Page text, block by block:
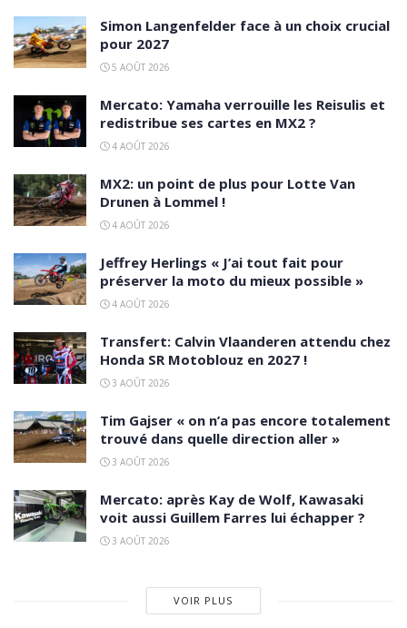
Simon Langenfelder face à un choix crucial
pour 2027
5 AOÛT 2026
Mercato: Yamaha verrouille les Reisulis et
redistribue ses cartes en MX2 ?
4 AOÛT 2026
MX2: un point de plus pour Lotte Van
Drunen à Lommel !
4 AOÛT 2026
Jeffrey Herlings « J’ai tout fait pour
préserver la moto du mieux possible »
4 AOÛT 2026
Transfert: Calvin Vlaanderen attendu chez
Honda SR Motoblouz en 2027 !
3 AOÛT 2026
Tim Gajser « on n’a pas encore totalement
trouvé dans quelle direction aller »
3 AOÛT 2026
Mercato: après Kay de Wolf, Kawasaki
voit aussi Guillem Farres lui échapper ?
3 AOÛT 2026
VOIR PLUS